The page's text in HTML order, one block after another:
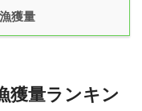
獲量
獲量ランキン